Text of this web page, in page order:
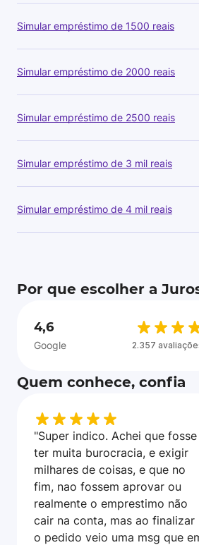
Simular empréstimo de 1500 reais
Simular empréstimo de 2000 reais
Simular empréstimo de 2500 reais
Simular empréstimo de 3 mil reais
Simular empréstimo de 4 mil reais
Por que escolher a
4,6
Google 2.357
Quem conhece, confia
"Super indico. Achei que fosse
ter muita burocracia, e exigir
milhares de coisas, e que no
fim, nao fossem aprovar ou
realmente o emprestimo não
cair na conta, mas ao finalizar
o pedido veio uma msg que